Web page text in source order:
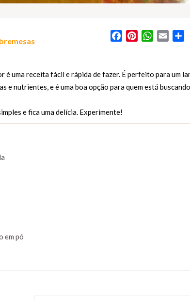
FacebookPinterestWhatsApp
Email
uma receita fácil e rápida de fazer. É perfeito para um
e nutrientes, e é uma boa opção para quem está
e fica uma delícia. Experimente!
em pó